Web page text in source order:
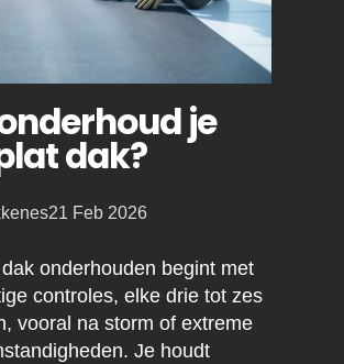
je
dak?
21 Feb 2026
onderhouden begint met
controles, elke drie tot zes
vooral na storm of extreme
Je houdt